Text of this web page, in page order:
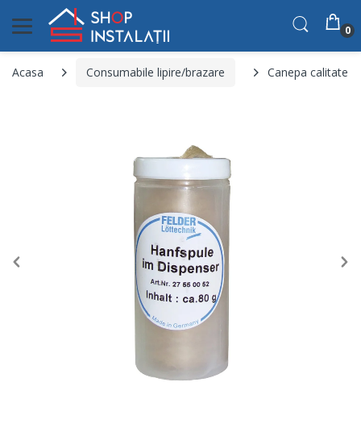
0
Acasa Consumabile lipire/brazare Canepa calitate